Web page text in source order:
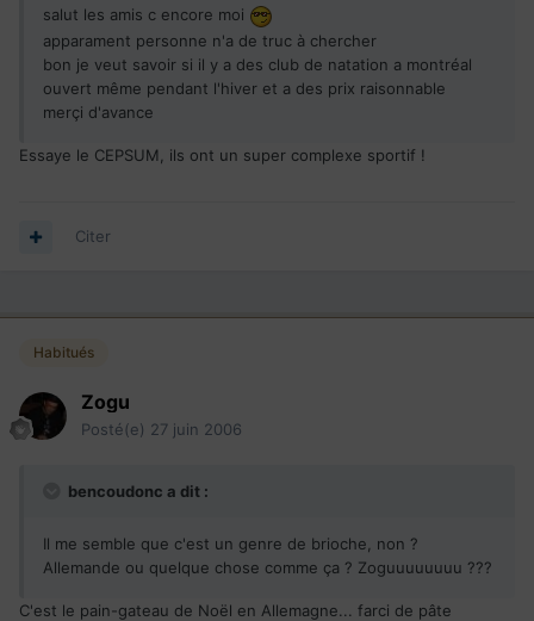
salut les amis c encore moi
apparament personne n'a de truc à chercher
bon je veut savoir si il y a des club de natation a montréal
ouvert même pendant l'hiver et a des prix raisonnable
merçi d'avance
Essaye le CEPSUM, ils ont un super complexe sportif !
Citer
Habitués
Zogu
Posté(e) 27 juin 2006
bencoudonc a dit :
Il me semble que c'est un genre de brioche, non ?
Allemande ou quelque chose comme ça ? Zoguuuuuuuu ???
C'est le pain-gateau de Noël en Allemagne... farci de pâte